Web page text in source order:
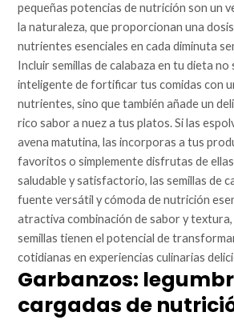
pequeñas potencias de nutrición son un
la naturaleza, que proporcionan una
nutrientes esenciales en cada diminuta
Incluir semillas de calabaza en tu dieta
inteligente de fortificar tus comidas con
nutrientes, sino que también añade un
rico sabor a nuez a tus platos. Si las
avena matutina, las incorporas a tus
favoritos o simplemente disfrutas de
saludable y satisfactorio, las semillas de
fuente versátil y cómoda de nutrición
atractiva combinación de sabor y
semillas tienen el potencial de
cotidianas en experiencias culinarias
Garbanzos:
cargadas de